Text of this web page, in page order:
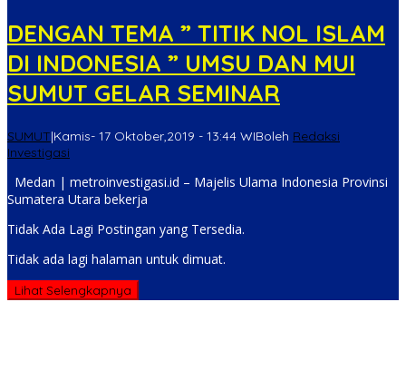
DENGAN TEMA ” TITIK NOL ISLAM
DI INDONESIA ” UMSU DAN MUI
SUMUT GELAR SEMINAR
SUMUT|Kamis- 17 Oktober,2019 - 13:44 WIBoleh Redaksi
Investigasi
Medan | metroinvestigasi.id – Majelis Ulama Indonesia Provinsi
Sumatera Utara bekerja
Tidak Ada Lagi Postingan yang Tersedia.
Tidak ada lagi halaman untuk dimuat.
Lihat Selengkapnya